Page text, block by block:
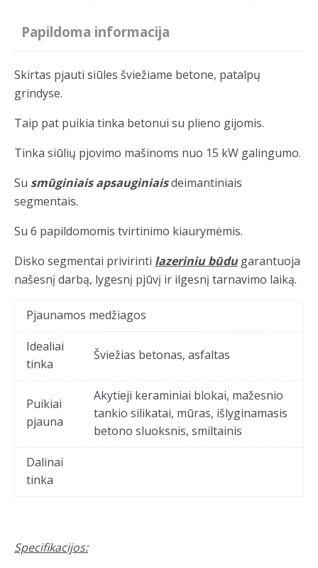
Papildoma informacija
Skirtas pjauti siūles šviežiame betone, patalpų
grindyse.
Taip pat puikia tinka betonui su plieno gijomis.
Tinka siūlių pjovimo mašinoms nuo 15 kW galingumo.
Su smūginiais apsauginiaisdeimantiniais
segmentais.
Su 6 papildomomis tvirtinimo kiaurymėmis.
Disko segmentai privirinti lazeriniu būdugarantuoja
našesnį darbą, lygesnį pjūvį ir ilgesnį tarnavimo laiką.
Pjaunamos medžiagos
Idealiai
tinka
Šviežias betonas, asfaltas
Puikiai
pjauna
Akytieji keraminiai blokai, mažesnio
tankio silikatai, mūras, išlyginamasis
betono sluoksnis, smiltainis
Dalinai
tinka
Specifikacijos: